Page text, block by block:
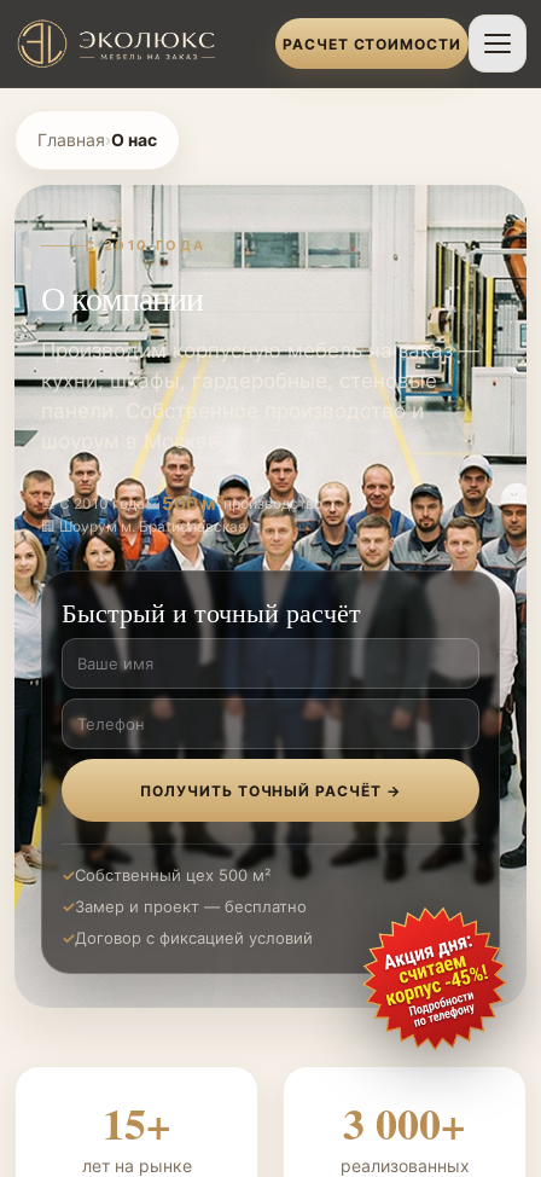
РАСЧЕТ СТОИМОСТИ
Главная›О нас
С 2010 ГОДА
О компании
Производим корпусную мебель на заказ —
кухни, шкафы, гардеробные, стеновые
панели. Собственное производство и
шоурум в Москве.
📅 С 2010 года🏭500 м²производство
🏢 Шоурум м. Братиславская
Быстрый и точный расчёт
ПОЛУЧИТЬ ТОЧНЫЙ РАСЧЁТ →
Собственный цех 500 м²
Замер и проект — бесплатно
Договор с фиксацией условий
15+
лет на рынке
3 000+
реализованных